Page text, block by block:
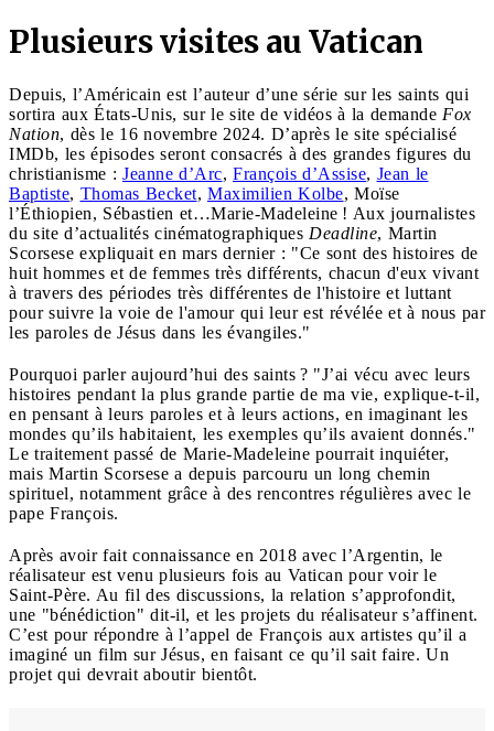
Plusieurs visites au Vatican
Depuis, l’Américain est l’auteur d’une série sur les saints qui
sortira aux États-Unis, sur le site de vidéos à la demande Fox
Nation, dès le 16 novembre 2024. D’après le site spécialisé
IMDb, les épisodes seront consacrés à des grandes figures du
christianisme : Jeanne d’Arc, François d’Assise, Jean le
Baptiste, Thomas Becket, Maximilien Kolbe, Moïse
l’Éthiopien, Sébastien et…Marie-Madeleine ! Aux journalistes
du site d’actualités cinématographiques Deadline, Martin
Scorsese expliquait en mars dernier : "Ce sont des histoires de
huit hommes et de femmes très différents, chacun d'eux vivant
à travers des périodes très différentes de l'histoire et luttant
pour suivre la voie de l'amour qui leur est révélée et à nous par
les paroles de Jésus dans les évangiles."
Pourquoi parler aujourd’hui des saints ? "J’ai vécu avec leurs
histoires pendant la plus grande partie de ma vie, explique-t-il,
en pensant à leurs paroles et à leurs actions, en imaginant les
mondes qu’ils habitaient, les exemples qu’ils avaient donnés."
Le traitement passé de Marie-Madeleine pourrait inquiéter,
mais Martin Scorsese a depuis parcouru un long chemin
spirituel, notamment grâce à des rencontres régulières avec le
pape François.
Après avoir fait connaissance en 2018 avec l’Argentin, le
réalisateur est venu plusieurs fois au Vatican pour voir le
Saint-Père. Au fil des discussions, la relation s’approfondit,
une "bénédiction" dit-il, et les projets du réalisateur s’affinent.
C’est pour répondre à l’appel de François aux artistes qu’il a
imaginé un film sur Jésus, en faisant ce qu’il sait faire. Un
projet qui devrait aboutir bientôt.